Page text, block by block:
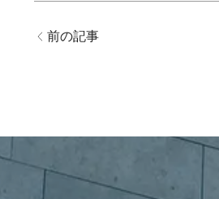
前の記事